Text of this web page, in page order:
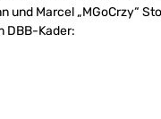
und Marcel „MGoCrzy“
DBB-Kader: